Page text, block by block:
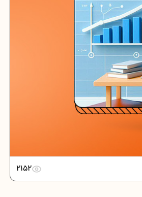
دانلود رایگان نمونه سوالات امتحان...
برنامه‌ ریزی درسی نهم2152